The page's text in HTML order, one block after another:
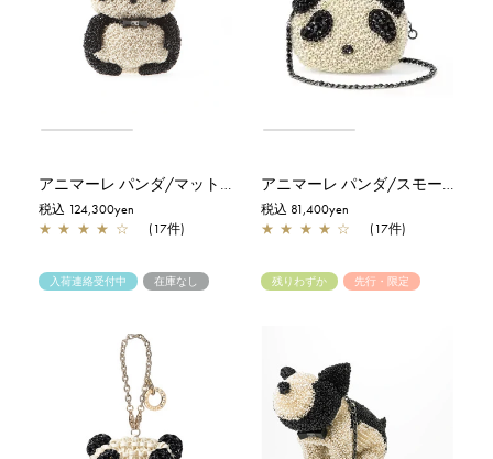
アニマーレ パンダ/マットグレイッシュホワイト
税込 124,300yen
★ ★ ★ ★ ☆ (17件)
アニマーレ パンダ/スモール/マットグレイッシュホワイト
税込 81,400yen
★ ★ ★ ★ ☆ (17件)
入荷連絡受付中 在庫なし 残りわずか 先行・限定